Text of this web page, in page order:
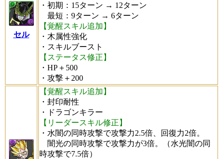
セル
・初期：15ターン → 12ターン
最短：9ターン → 6ターン
【覚醒スキル追加】
・木属性強化
・スキルブースト
【ステータス修正】
・HP＋500
・攻撃＋200
【覚醒スキル追加】
・封印耐性
・ドラゴンキラー
【リーダースキル修正】
・水闇の同時攻撃で攻撃力2.5倍、回復力2倍。
闇光の同時攻撃で攻撃力が3倍。（水光闇の同
時攻撃で7.5倍）